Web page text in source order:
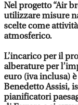
Nel progetto “Air
utilizzare misure
scelte come
atmosferico.
L’incarico per il
alberature per
euro (iva inclusa)
Benedetto Assisi,
pianificatori